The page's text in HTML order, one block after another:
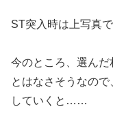
ST突入時は上写真
今のところ、選ん
とはなさそうなので
していくと……